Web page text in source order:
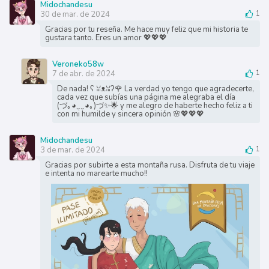
Midochandesu
30 de mar. de 2024
1
Gracias por tu reseña. Me hace muy feliz que mi historia te
gustara tanto. Eres un amor 💖💖💖
Veroneko58w
7 de abr. de 2024
1
De nada! ʕ⁠ ⁠ꈍ⁠ᴥ⁠ꈍ⁠ʔ🌹 La verdad yo tengo que agradecerte,
cada vez que subías una página me alegraba el día
(⁠づ⁠｡⁠◕⁠‿⁠‿⁠◕⁠｡⁠)⁠づ✨🌟 y me alegro de haberte hecho feliz a ti
con mi humilde y sincera opinión 🌸💖💖💖
Midochandesu
3 de mar. de 2024
1
Gracias por subirte a esta montaña rusa. Disfruta de tu viaje
e intenta no marearte mucho!!